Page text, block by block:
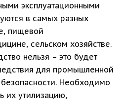
эксплуатационными
в самых разных
пищевой
сельском хозяйстве.
нельзя – это будет
для промышленной
Необходимо
их утилизацию,